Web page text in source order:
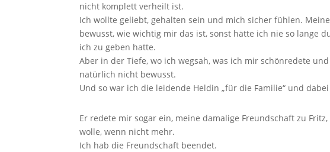
nicht komplett verheilt ist.
Ich wollte geliebt, gehalten sein und mich sicher fühlen.
bewusst, wie wichtig mir das ist, sonst hätte ich nie so lange
ich zu geben hatte.
Aber in der Tiefe, wo ich wegsah, was ich mir schönredete
natürlich nicht bewusst.
Und so war ich die leidende Heldin „für die Familie“ und
Er redete mir sogar ein, meine damalige Freundschaft zu
wolle, wenn nicht mehr.
Ich hab die Freundschaft beendet.